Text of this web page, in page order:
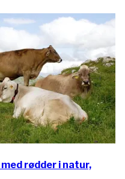
rødder i natur,